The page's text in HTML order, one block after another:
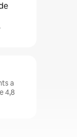
a
4,8